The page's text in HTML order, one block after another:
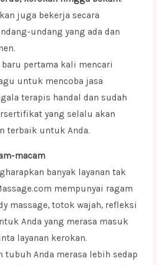
juga bekerja secara
undang yang ada dan
pertama kali mencari
untuk mencoba jasa
terapis handal dan sudah
yang selalu akan
terbaik untuk Anda.
macam
banyak layanan tak
mempunyai ragam
massage, totok wajah, refleksi
Anda yang merasa masuk
layanan kerokan.
Anda merasa lebih sedap